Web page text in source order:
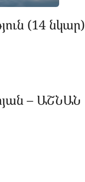
(14 նկար)
– ԱՇՆԱՆ